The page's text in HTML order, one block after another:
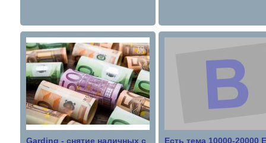
Garding - снятие наличных с
Есть тема 10000-20000